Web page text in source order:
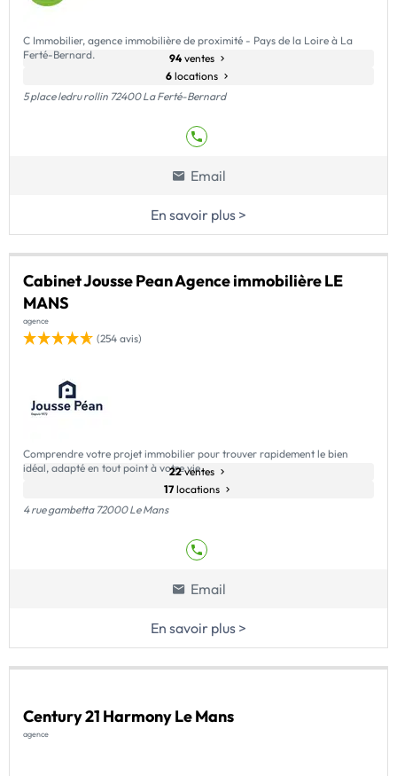
C Immobilier, agence immobilière de proximité - Pays de la Loire à La
Ferté-Bernard.
94 ventes
6 locations
5 place ledru rollin 72400 La Ferté-Bernard
Email
En savoir plus >
Cabinet Jousse Pean Agence immobilière LE
MANS
agence
(254 avis)
Comprendre votre projet immobilier pour trouver rapidement le bien
idéal, adapté en tout point à votre vie.
22ventes
17 locations
4 rue gambetta 72000 Le Mans
Email
En savoir plus >
Century 21 Harmony Le Mans
agence